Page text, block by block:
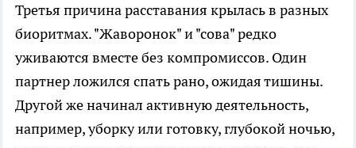
Третья причина расставания крылась в разных
биоритмах. "Жаворонок" и "сова" редко
уживаются вместе без компромиссов. Один
партнер ложился спать рано, ожидая тишины.
Другой же начинал активную деятельность,
например, уборку или готовку, глубокой ночью,